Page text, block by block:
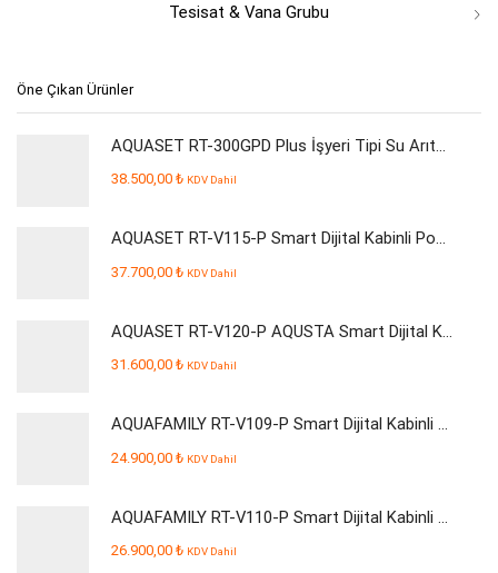
Tesisat & Vana Grubu
Öne Çıkan Ürünler
AQUASET RT-300GPD Plus İşyeri Tipi Su Arıtma Cihazı
38.500,00 ₺ KDV Dahil
AQUASET RT-V115-P Smart Dijital Kabinli Pompalı Su Arıtma Cihazı
37.700,00 ₺ KDV Dahil
AQUASET RT-V120-P AQUSTA Smart Dijital Kabinli Pompalı Su Arıtma Cihazı
31.600,00 ₺ KDV Dahil
AQUAFAMILY RT-V109-P Smart Dijital Kabinli Pompalı Su Arıtma Cihazı
24.900,00 ₺ KDV Dahil
AQUAFAMILY RT-V110-P Smart Dijital Kabinli Pompalı Su Arıtma Cihazı
26.900,00 ₺ KDV Dahil